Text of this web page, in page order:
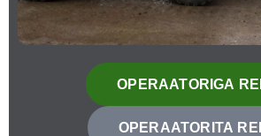
OPERAATORIGA
OPERAATORITA